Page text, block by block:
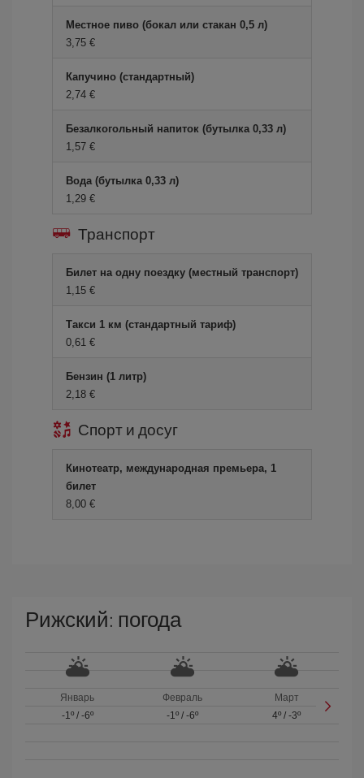
Местное пиво (бокал или стакан 0,5 л)
3,75 €
Капучино (стандартный)
2,74 €
Безалкогольный напиток (бутылка 0,33 л)
1,57 €
Вода (бутылка 0,33 л)
1,29 €
Транспорт
Билет на одну поездку (местный транспорт)
1,15 €
Такси 1 км (стандартный тариф)
0,61 €
Бензин (1 литр)
2,18 €
Спорт и досуг
Кинотеатр, международная премьера, 1
билет
8,00 €
Рижский: погода
Январь
-1º/ -6º
Февраль
-1º/ -6º
Март
4º /-3º